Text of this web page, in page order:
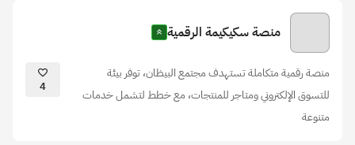
منصة سكيكيمة الرقمية
منصة رقمية متكاملة تستهدف مجتمع البيظان، توفر بيئة
للتسوق الإلكتروني ومتاجر للمنتجات، مع خطط لتشمل خدمات
متنوعة
4